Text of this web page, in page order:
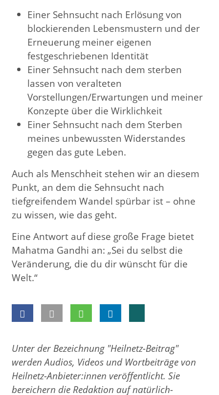
Einer Sehnsucht nach Erlösung von
blockierenden Lebensmustern und der
Erneuerung meiner eigenen
festgeschriebenen Identität
Einer Sehnsucht nach dem sterben
lassen von veralteten
Vorstellungen/Erwartungen und meiner
Konzepte über die Wirklichkeit
Einer Sehnsucht nach dem Sterben
meines unbewussten Widerstandes
gegen das gute Leben.
Auch als Menschheit stehen wir an diesem
Punkt, an dem die Sehnsucht nach
tiefgreifendem Wandel spürbar ist – ohne
zu wissen, wie das geht.
Eine Antwort auf diese große Frage bietet
Mahatma Gandhi an: „Sei du selbst die
Veränderung, die du dir wünscht für die
Welt.“
Unter der Bezeichnung "Heilnetz-Beitrag"
werden Audios, Videos und Wortbeiträge von
Heilnetz-Anbieter:innen veröffentlicht. Sie
bereichern die Redaktion auf natürlich-